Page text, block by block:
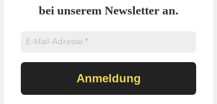
bei unserem Newsletter an.